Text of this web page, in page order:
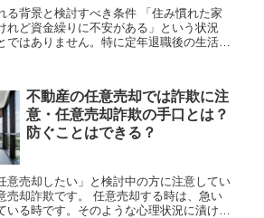
る背景と検討すべき条件 「住み慣れた家
れど資金繰りに不安がある」という状況
ではありません。特に定年退職後の生活設
不動産の任意売却では詐欺に注
意・任意売却詐欺の手口とは？
防ぐことはできる？
意売却したい」と検討中の方に注意してい
売却詐欺です。 任意売却する時は、急い
いる時です。そのような心理状況に漬け込